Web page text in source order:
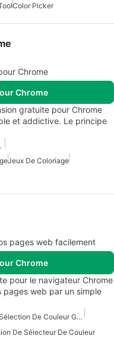
Color Picker
Chrome
Chrome
gratuite pour Chrome
et addictive. Le principe
Chrome
Jeux De Coloriage
pages web facilement
Chrome
pour le navigateur Chrome
web par un simple
Extension De Sélection De Couleur Gratuite
De Sélecteur De Couleur